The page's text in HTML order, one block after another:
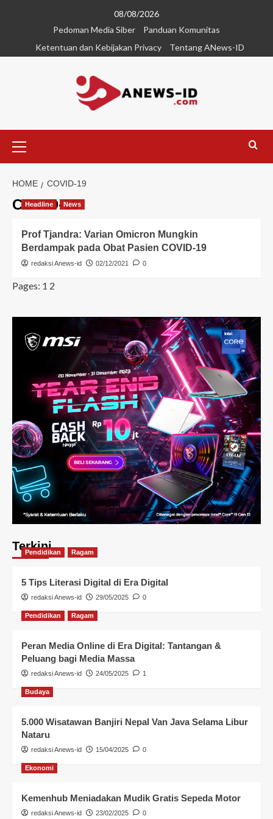
08/08/2026
Pedoman Media Siber
Panduan Komunitas
Ketentuan dan Kebijakan Privacy
Tentang ANews-ID
HOME COVID-19
COVID-19
Headline News
Prof Tjandra: Varian Omicron Mungkin
Berdampak pada Obat Pasien COVID-19
redaksi Anews-id 02/12/2021 0
Pages: 1 2
Terkini
Pendidikan Ragam
5 Tips Literasi Digital di Era Digital
redaksi Anews-id 29/05/2025 0
Pendidikan Ragam
Peran Media Online di Era Digital: Tantangan &
Peluang bagi Media Massa
redaksi Anews-id 24/05/2025 1
Budaya
5.000 Wisatawan Banjiri Nepal Van Java Selama Libur
Nataru
redaksi Anews-id 15/04/2025 0
Ekonomi
Kemenhub Meniadakan Mudik Gratis Sepeda Motor
redaksi Anews-id 23/02/2025 0